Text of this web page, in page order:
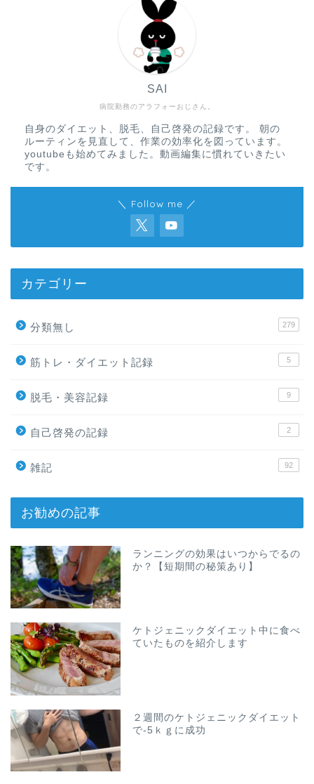
病院勤務のアラフォーおじさん。
SAI
自身のダイエット、脱毛、自己啓発の記録です。 朝の
ルーティンを見直して、作業の効率化を図っています。
youtubeも始めてみました。動画編集に慣れていきたい
です。
＼ Follow me ／
カテゴリー
分類無し 279
筋トレ・ダイエット記録 5
脱毛・美容記録 9
自己啓発の記録 2
雑記 92
お勧めの記事
ランニングの効果はいつからでるの
か？【短期間の秘策あり】
ケトジェニックダイエット中に食べ
ていたものを紹介します
２週間のケトジェニックダイエット
で-5ｋｇに成功